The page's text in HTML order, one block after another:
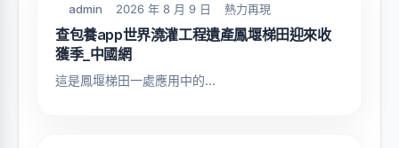
admin 2026 年 8 月 9 日 熱力再現
查包養app世界澆灌工程遺產鳳堰梯田迎來收
獲季_中國網
這是鳳堰梯田一處應用中的...